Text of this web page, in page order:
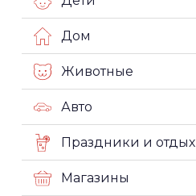
Дом
Животные
Авто
Праздники и отдых
Магазины